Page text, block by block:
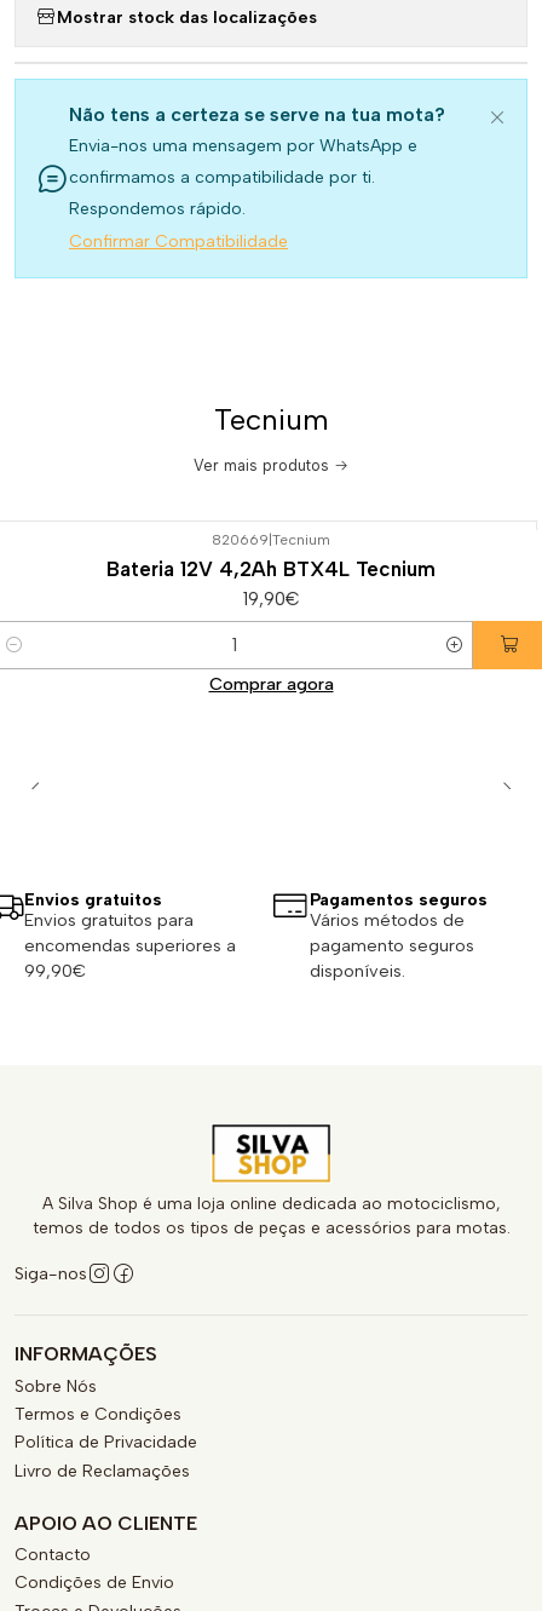
Mostrar stock das localizações
Não tens a certeza se serve na tua mota?
Envia-nos uma mensagem por WhatsApp e
confirmamos a compatibilidade por ti.
Respondemos rápido.
Confirmar Compatibilidade
Tecnium
Ver mais produtos
820669 Tecnium
Bateria 12V 4,2Ah BTX4L Tecnium
19,90€
Comprar agora
Envios gratuitos
Envios gratuitos para
encomendas superiores a
99,90€
Pagamentos seguros
Vários métodos de
pagamento seguros
disponíveis.
A Silva Shop é uma loja online dedicada ao motociclismo,
temos de todos os tipos de peças e acessórios para motas.
Siga-nos
INFORMAÇÕES
Sobre Nós
Termos e Condições
Política de Privacidade
Livro de Reclamações
APOIO AO CLIENTE
Contacto
Condições de Envio